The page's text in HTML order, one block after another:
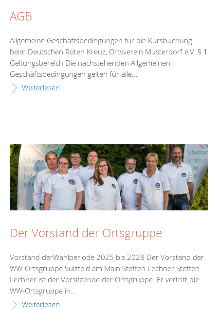
AGB
Allgemeine Geschäftsbedingungen für die Kursbuchung
beim Deutschen Roten Kreuz, Ortsverein Musterdorf e.V. § 1
Geltungsbereich Die nachstehenden Allgemeinen
Geschäftsbedingungen gelten für alle...
Weiterlesen
Der Vorstand der Ortsgruppe
Vorstand derWahlperiode 2025 bis 2028 Der Vorstand der
WW-Ortsgruppe Sulzfeld am Main Steffen Lechner Steffen
Lechner ist der Vorsitzende der Ortsgruppe. Er vertritt die
WW-Ortsgruppe in...
Weiterlesen